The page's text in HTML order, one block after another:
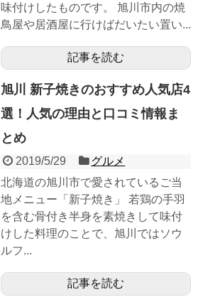
味付けしたものです。 旭川市内の焼
鳥屋や居酒屋に行けばだいたい置い...
記事を読む
旭川 新子焼きのおすすめ人気店4
選！人気の理由と口コミ情報ま
とめ
2019/5/29
グルメ
北海道の旭川市で愛されているご当
地メニュー「新子焼き」 若鶏の手羽
を含む骨付き半身を素焼きして味付
けした料理のことで、旭川ではソウ
ルフ...
記事を読む